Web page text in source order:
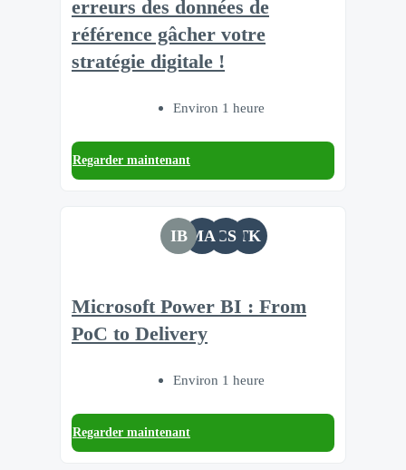
erreurs des données de
référence gâcher votre
stratégie digitale !
Environ 1 heure
Regarder maintenant
IB MACS TK
Microsoft Power BI : From
PoC to Delivery
Environ 1 heure
Regarder maintenant